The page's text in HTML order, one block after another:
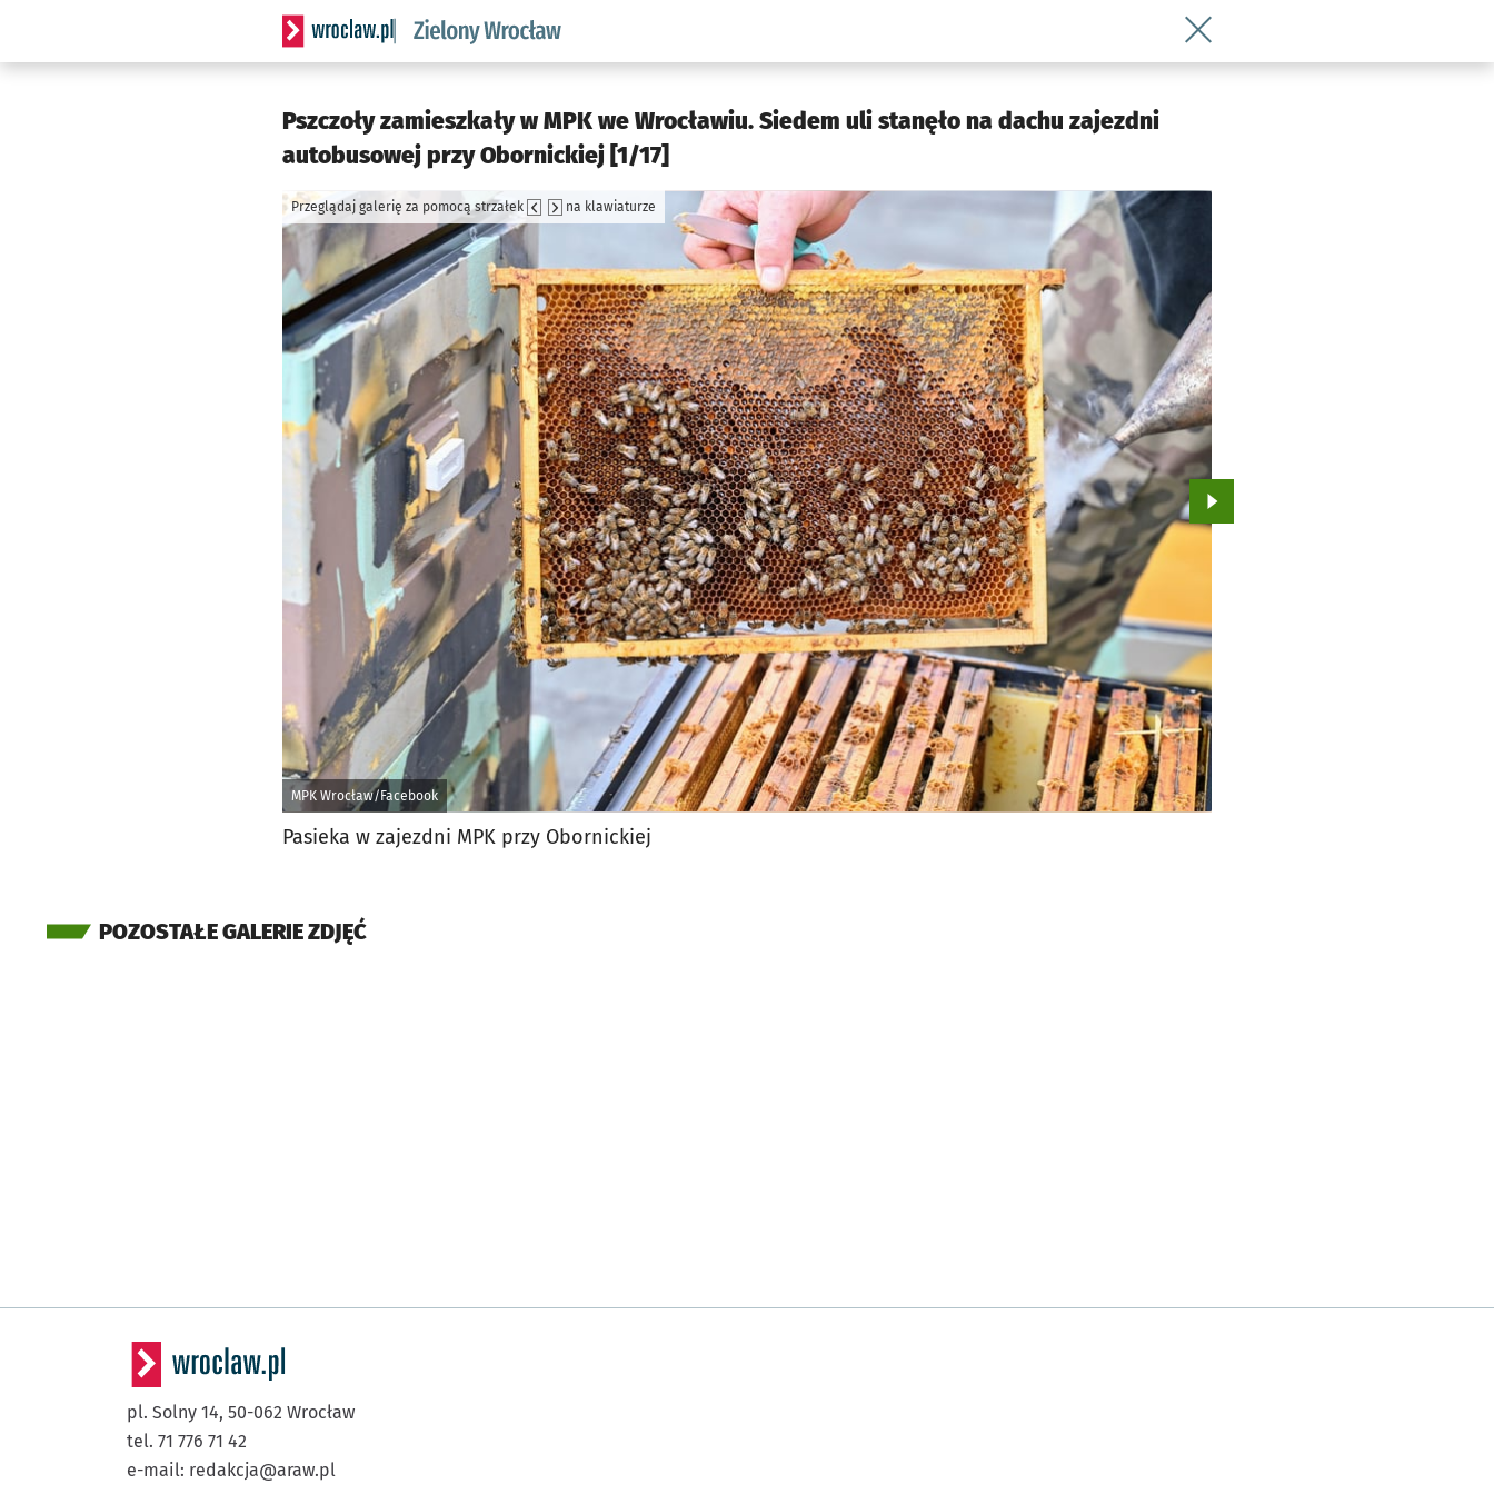
Serwis informacyjny wroclaw.pl podserwis: Środowisko we Wrocławiu
Wróć do artykułu Pszczoły
Pszczoły zamieszkały w MPK we Wrocławiu. Siedem uli stanęło na dachu zajezdni
autobusowej przy Obornickiej [1/17]
MPK Wrocław/Facebook
Przeglądaj galerię za pomocą strzałek na klawiaturze
Przejdź do kolejnego zdjęcia.
Pasieka w zajezdni MPK przy Obornickiej
POZOSTAŁE GALERIE ZDJĘĆ
pl. Solny 14, 50-062 Wrocław
tel. 71 776 71 42
e-mail: redakcja@araw.pl